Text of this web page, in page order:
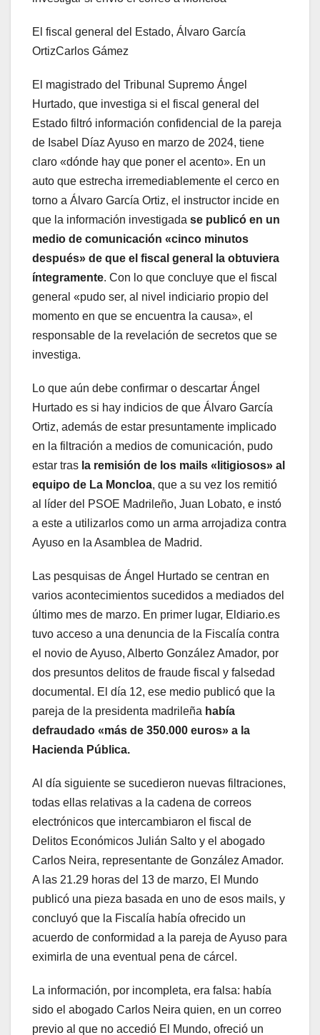
El fiscal general del Estado, Álvaro García
OrtizCarlos Gámez
El magistrado del Tribunal Supremo Ángel
Hurtado, que investiga si el fiscal general del
Estado filtró información confidencial de la pareja
de Isabel Díaz Ayuso en marzo de 2024, tiene
claro «dónde hay que poner el acento». En un
auto que estrecha irremediablemente el cerco en
torno a Álvaro García Ortiz, el instructor incide en
que la información investigada se publicó en un
medio de comunicación «cinco minutos
después» de que el fiscal general la obtuviera
íntegramente. Con lo que concluye que el fiscal
general «pudo ser, al nivel indiciario propio del
momento en que se encuentra la causa», el
responsable de la revelación de secretos que se
investiga.
Lo que aún debe confirmar o descartar Ángel
Hurtado es si hay indicios de que Álvaro García
Ortiz, además de estar presuntamente implicado
en la filtración a medios de comunicación, pudo
estar tras la remisión de los mails «litigiosos» al
equipo de La Moncloa, que a su vez los remitió
al líder del PSOE Madrileño, Juan Lobato, e instó
a este a utilizarlos como un arma arrojadiza contra
Ayuso en la Asamblea de Madrid.
Las pesquisas de Ángel Hurtado se centran en
varios acontecimientos sucedidos a mediados del
último mes de marzo. En primer lugar, Eldiario.es
tuvo acceso a una denuncia de la Fiscalía contra
el novio de Ayuso, Alberto González Amador, por
dos presuntos delitos de fraude fiscal y falsedad
documental. El día 12, ese medio publicó que la
pareja de la presidenta madrileña había
defraudado «más de 350.000 euros» a la
Hacienda Pública.
Al día siguiente se sucedieron nuevas filtraciones,
todas ellas relativas a la cadena de correos
electrónicos que intercambiaron el fiscal de
Delitos Económicos Julián Salto y el abogado
Carlos Neira, representante de González Amador.
A las 21.29 horas del 13 de marzo, El Mundo
publicó una pieza basada en uno de esos mails, y
concluyó que la Fiscalía había ofrecido un
acuerdo de conformidad a la pareja de Ayuso para
eximirla de una eventual pena de cárcel.
La información, por incompleta, era falsa: había
sido el abogado Carlos Neira quien, en un correo
previo al que no accedió El Mundo, ofreció un